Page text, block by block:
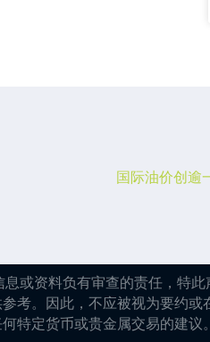
国际油价创逾
或资料负有审查的责任，特
考。因此，不应被视为要约
特定货币或贵金属交易的建